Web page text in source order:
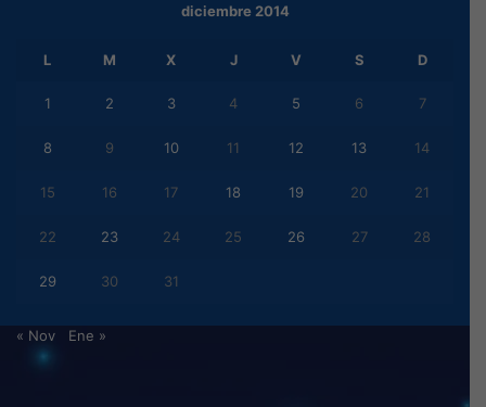
diciembre 2014
L M X J V S D
1 2 3 4 5 6 7
8 9 10 11 12 13 14
15 16 17 18 19 20 21
22 23 24 25 26 27 28
29 30 31
« Nov Ene »